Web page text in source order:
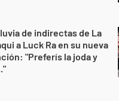
de indirectas de La
a Luck Ra en su nueva
"Preferís la joda y